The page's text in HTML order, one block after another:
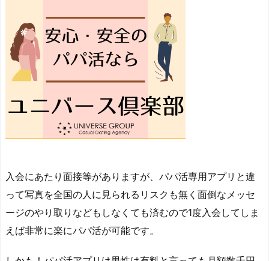
入会にあたり面接等がありますが、パパ活専用アプリと違
って写真を全国の人に見られるリスクも無く面倒なメッセ
ージのやり取りなどもしなくても済むので1度入会してしま
えば非常に楽にパパ活が可能です。